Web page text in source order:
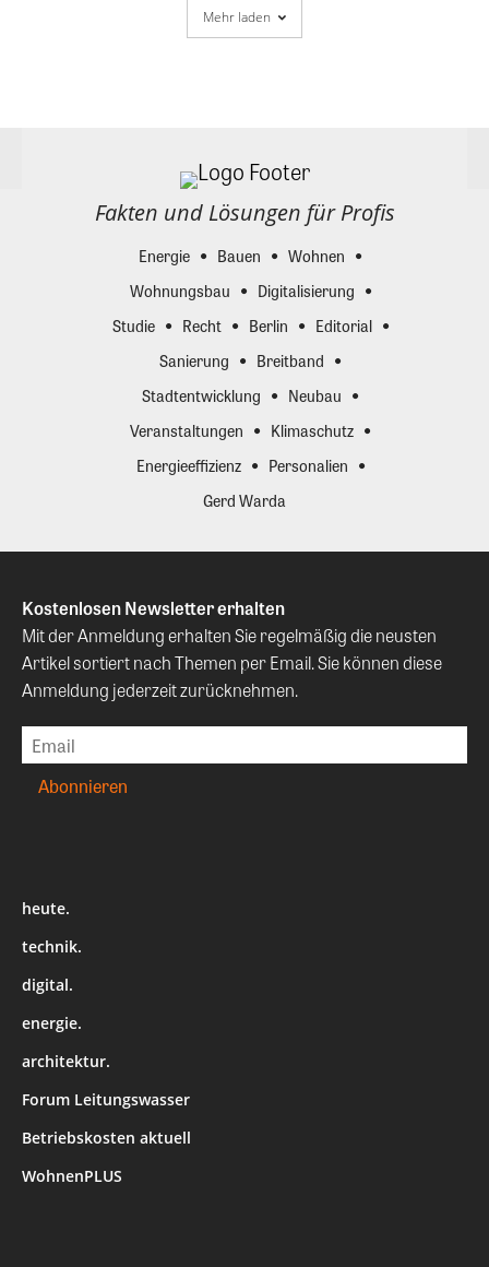
Mehr laden
Fakten und Lösungen für Profis
Energie Bauen
Wohnen
Wohnungsbau
Digitalisierung
Studie
Recht Berlin
Editorial
Sanierung
Breitband
Stadtentwicklung
Neubau
Veranstaltungen
Klimaschutz
Energieeffizienz
Personalien
Gerd Warda
Kostenlosen Newsletter erhalten
Mit der Anmeldung erhalten Sie regelmäßig die neusten
Artikel sortiert nach Themen per Email. Sie können diese
Anmeldung jederzeit zurücknehmen.
heute.
technik.
digital.
energie.
architektur.
Forum Leitungswasser
Betriebskosten aktuell
WohnenPLUS